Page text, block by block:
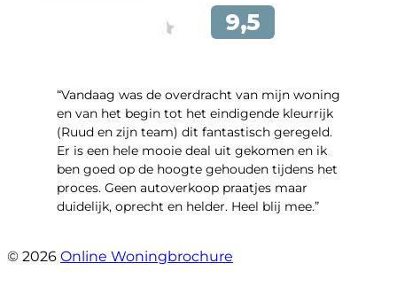
“Vandaag was de overdracht van mijn woning
en van het begin tot het eindigende kleurrijk
(Ruud en zijn team) dit fantastisch geregeld.
Er is een hele mooie deal uit gekomen en ik
ben goed op de hoogte gehouden tijdens het
proces. Geen autoverkoop praatjes maar
duidelijk, oprecht en helder. Heel blij mee.”
© 2026 Online Woningbrochure